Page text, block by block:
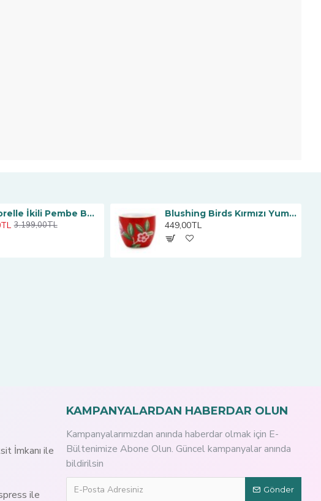
La Majorelle İkili Pembe Büyük Mug Seti 350 ml.
3.199,00TL
Blushing Birds Kırmızı Yumurtalık
449,00TL
İmkanı ile
ile
KAMPANYALARDAN HABERDAR OLUN
Kampanyalarımızdan anında haberdar olmak için E-
Bültenimize Abone Olun. Güncel kampanyalar anında
bildirilsin
Gönder